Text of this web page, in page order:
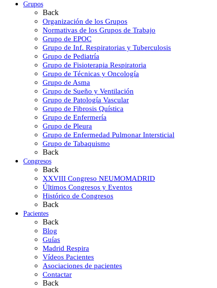
Grupos
Back
Organización de los Grupos
Normativas de los Grupos de Trabajo
Grupo de EPOC
Grupo de Inf. Respiratorias y Tuberculosis
Grupo de Pediatría
Grupo de Fisioterapia Respiratoria
Grupo de Técnicas y Oncología
Grupo de Asma
Grupo de Sueño y Ventilación
Grupo de Patología Vascular
Grupo de Fibrosis Quística
Grupo de Enfermería
Grupo de Pleura
Grupo de Enfermedad Pulmonar Intersticial
Grupo de Tabaquismo
Back
Congresos
Back
XXVIII Congreso NEUMOMADRID
Últimos Congresos y Eventos
Histórico de Congresos
Back
Pacientes
Back
Blog
Guías
Madrid Respira
Vídeos Pacientes
Asociaciones de pacientes
Contactar
Back